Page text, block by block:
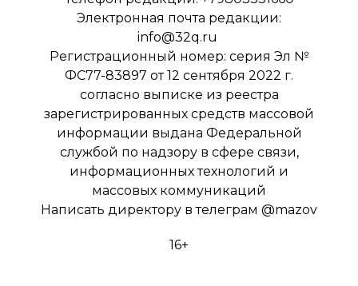
Электронная почта редакции:
info@32q.ru
Регистрационный номер: серия Эл №
ФС77-83897 от 12 сентября 2022 г.
согласно выписке из реестра
зарегистрированных средств массовой
информации выдана Федеральной
службой по надзору в сфере связи,
информационных технологий и
массовых коммуникаций
Написать директору в телеграм @mazov
16+